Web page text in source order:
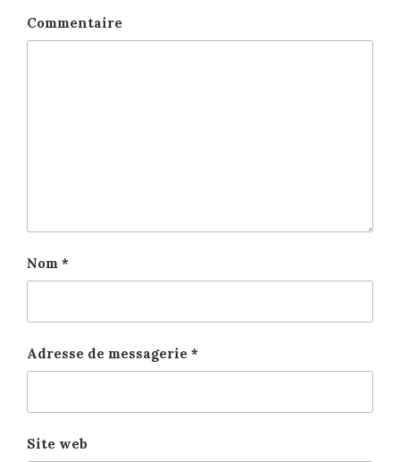
Commentaire
Nom *
Adresse de messagerie *
Site web